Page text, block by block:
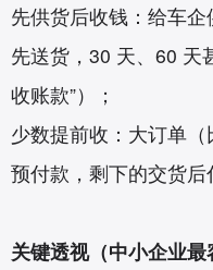
先供货后收钱：给车
先送货，30 天、60 天
收账款”）；
少数提前收：大订单
预付款，剩下的交货后
关键透视（中小企业最